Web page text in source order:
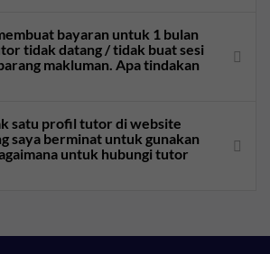
bayaran untuk 1 bulan
tidak datang / tidak buat sesi
makluman. Apa tindakan
satu profil tutor di website
saya berminat untuk gunakan
untuk hubungi tutor